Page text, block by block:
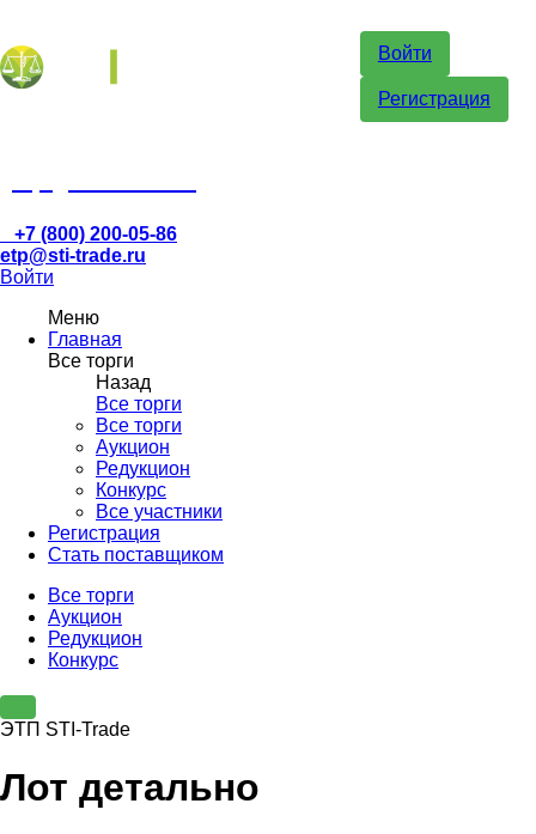
Войти
Регистрация
+7 (800) 200-05-86
etp@sti-trade.ru
Войти
Меню
Главная
Все торги
Назад
Все торги
Все торги
Аукцион
Редукцион
Конкурс
Все участники
Регистрация
Стать поставщиком
Все торги
Аукцион
Редукцион
Конкурс
ЭТП STI-Trade
Лот детально